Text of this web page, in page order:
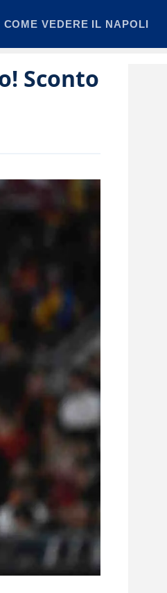
COME VEDERE IL NAPOLI
Sconto